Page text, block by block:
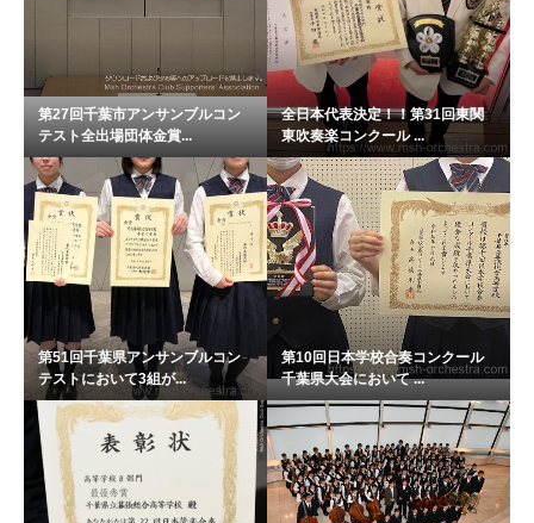
第27回千葉市アンサンブルコン
テスト全出場団体金賞...
全日本代表決定！！第31回東関
東吹奏楽コンクール ...
第51回千葉県アンサンブルコン
テストにおいて3組が...
第10回日本学校合奏コンクール
千葉県大会において ...